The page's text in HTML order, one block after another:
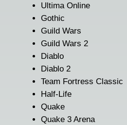
Ultima Online
Gothic
Guild Wars
Guild Wars 2
Diablo
Diablo 2
Team Fortress Classic
Half-Life
Quake
Quake 3 Arena